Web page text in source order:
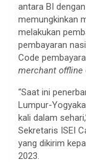
antara BI
memungkinkan
melakukan
pembayaran
Code
merchant offline
“Saat ini
Lumpur-
kali dalam
Sekretaris ISEI
yang dikirim
2023.